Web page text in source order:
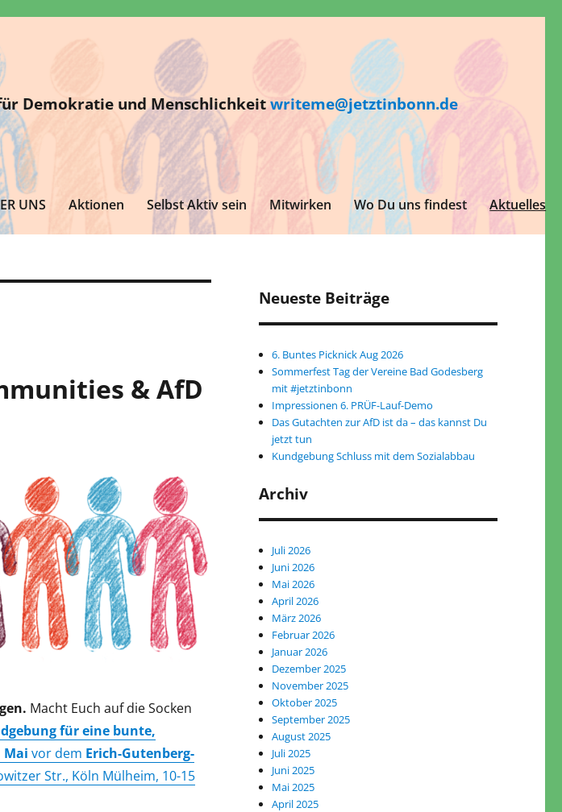
Demokratie und Menschlichkeitwriteme@jetztinbonn.de
UNS Aktionen Selbst Aktiv sein Mitwirken Wo Du uns findest Aktuelles
& AfD
Macht Euch auf die Socken
für eine bunte,
Mai vor dem Erich-Gutenberg-
Str., Köln Mülheim, 10-15
Neueste Beiträge
6. Buntes Picknick Aug 2026
Sommerfest Tag der Vereine Bad Godesberg
mit #jetztinbonn
Impressionen 6. PRÜF-Lauf-Demo
Das Gutachten zur AfD ist da – das kannst Du
jetzt tun
Kundgebung Schluss mit dem Sozialabbau
Archiv
Juli 2026
Juni 2026
Mai 2026
April 2026
März 2026
Februar 2026
Januar 2026
Dezember 2025
November 2025
Oktober 2025
September 2025
August 2025
Juli 2025
Juni 2025
Mai 2025
April 2025